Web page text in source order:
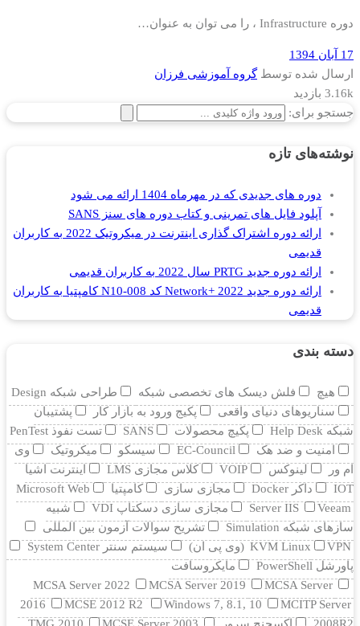
دوره Infrastructure ، را می توان به عنوان…
17 آبان 1394
ارسال شده توسطگروه آموزشی فرزان
3.16k بازدید
جستجو برای:
نوشته‌های تازه
دوره های جدیدی که در مهرماه 1404 ارائه می شود
آپلود فایل های تمرینی و کتاب دوره های سنز SANS
ارائه دوره اشتراک گذاری اینترنت در میکروتیک 2022 به کاربران
قدیمی
ارائه دوره جدید PRTG سال 2022 به کاربران قدیمی
ارائه دوره جدید Network+ 2022 کد N10-008 کامپتیا به کاربران
قدیمی
دسته بندی
هیچ فلش دیسک های تخصصی شبکه
طراحی شبکه Design
سناریوهای دنیای واقعی
پکیج ورود به بازار کار
پشتیبان
شبکه Help Desk
پکیچ محصولات SANS
تست نفوذ PenTest
امنیت و ضد هک
EC-Council سیسکو میکروتیک
وی
ام ور
لینوکس VOIP کلاس مجازی LMS
اینترنت اشیا
IOT
داکر Docker مجازی سازی کامپتیا
Microsoft Web
Server IIS
Veeam مجازی سازی دسکتاپ VDI
شبیه
سازهای شبکه Simulation
تشریح سوالات آزمون بین المللی
KVM Linux
VPN (وی پی ان)
سیستم سنتر System Center
پاورشل PowerShell
مایکروسافت
MCSA Server 2022
MCSA Server 2019
MCSA Server
2016
MCSE 2012 R2 Windows 7, 8.1, 10
MCITP Server